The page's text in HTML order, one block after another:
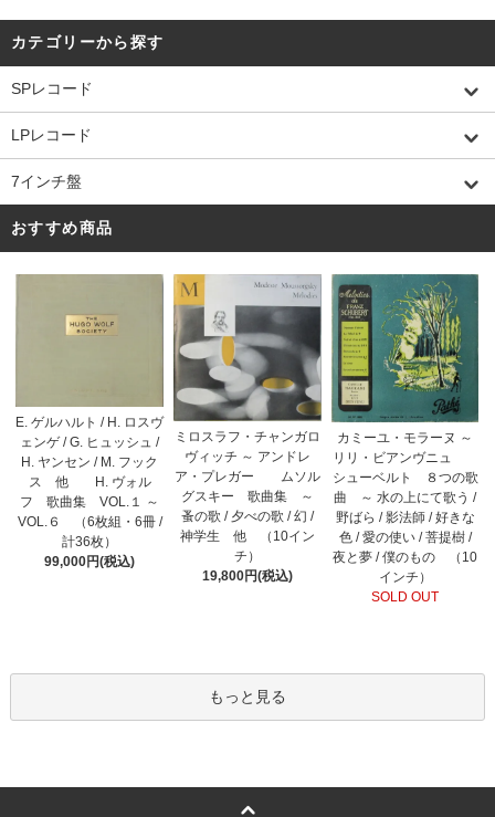
カテゴリーから探す
SPレコード
LPレコード
7インチ盤
おすすめ商品
E. ゲルハルト / H. ロスヴ
ェンゲ / G. ヒュッシュ /
H. ヤンセン / M. フック
ス 他 H. ヴォル
フ 歌曲集 VOL.１ ～
VOL.６ （6枚組・6冊 /
計36枚）
99,000円(税込)
ミロスラフ・チャンガロ
ヴィッチ ～ アンドレ
ア・プレガー ムソル
グスキー 歌曲集 ～
蚤の歌 / 夕べの歌 / 幻 /
神学生 他 （10イン
チ）
19,800円(税込)
カミーユ・モラーヌ ～
リリ・ビアンヴニュ
シューベルト ８つの歌
曲 ～ 水の上にて歌う /
野ばら / 影法師 / 好きな
色 / 愛の使い / 菩提樹 /
夜と夢 / 僕のもの （10
インチ）
SOLD OUT
もっと見る